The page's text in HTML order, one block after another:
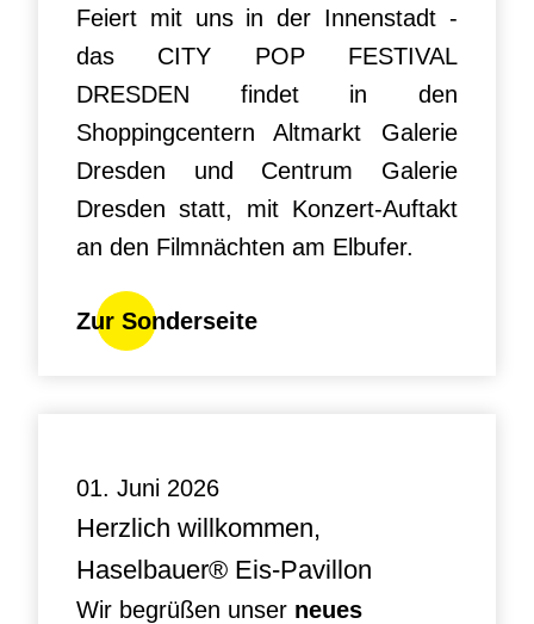
Feiert mit uns in der Innenstadt -
das CITY POP FESTIVAL
DRESDEN findet in den
Shoppingcentern Altmarkt Galerie
Dresden und Centrum Galerie
Dresden statt, mit Konzert-Auftakt
an den Filmnächten am Elbufer.
Zur Sonderseite
01. Juni 2026
Herzlich willkommen,
Haselbauer® Eis-Pavillon
Wir begrüßen unser neues